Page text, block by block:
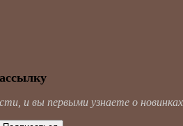
и вы первыми узнаете о новинках